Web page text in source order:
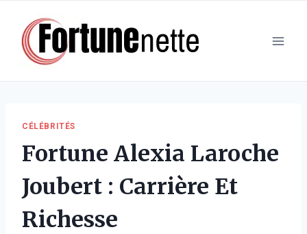
contenu
CÉLÉBRITÉS
Fortune Alexia Laroche
Joubert : Carrière Et
Richesse